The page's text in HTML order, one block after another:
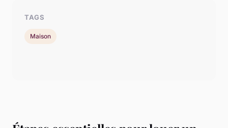
TAGS
Maison